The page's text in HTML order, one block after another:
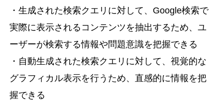
・生成された検索クエリに対して、Google検索で
実際に表示されるコンテンツを抽出するため、ユ
ーザーが検索する情報や問題意識を把握できる
・自動生成された検索クエリに対して、視覚的な
グラフィカル表示を行うため、直感的に情報を把
握できる